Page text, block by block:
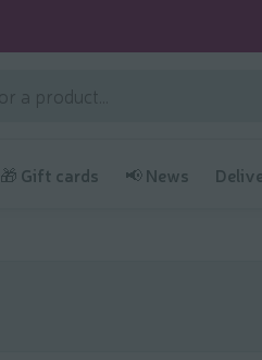
🎁 Gift cards 📢 News